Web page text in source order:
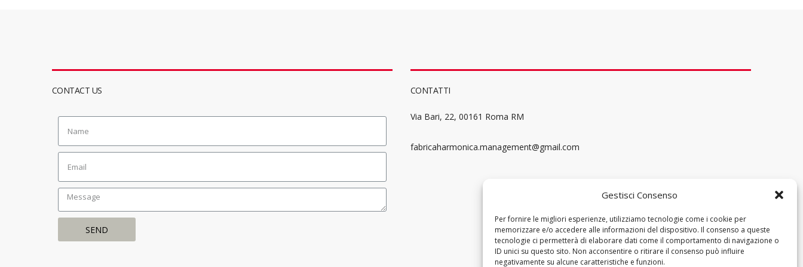
Gestisci Consenso
Per fornire le migliori esperienze, utilizziamo tecnologie come i cookie per
memorizzare e/o accedere alle informazioni del dispositivo. Il consenso a queste
tecnologie ci permetterà di elaborare dati come il comportamento di navigazione o
ID unici su questo sito. Non acconsentire o ritirare il consenso può influire
negativamente su alcune caratteristiche e funzioni.
CONTACT US
SEND
CONTATTI
Via Bari, 22, 00161 Roma RM
fabricaharmonica.management@gmail.com